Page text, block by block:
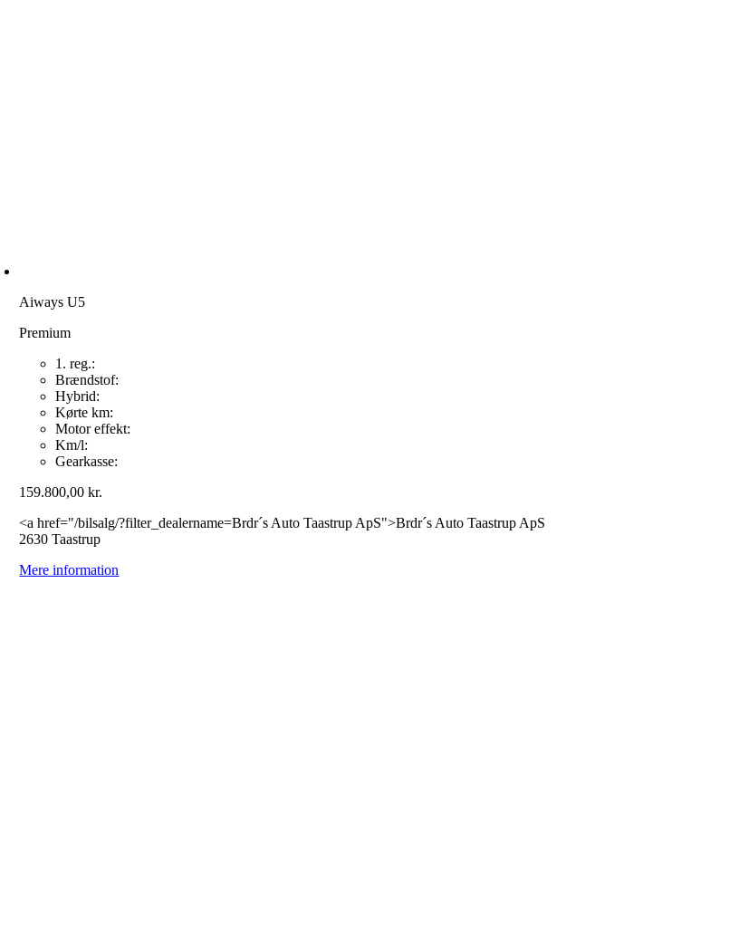
Aiways U5
Premium
1. reg.:
Brændstof:
Hybrid:
Kørte km:
Motor effekt:
Km/l:
Gearkasse:
159.800,00kr.
<a href="/bilsalg/?filter_dealername=Brdr´s Auto Taastrup ApS">Brdr´s Auto Taastrup ApS
2630 Taastrup
Mere information